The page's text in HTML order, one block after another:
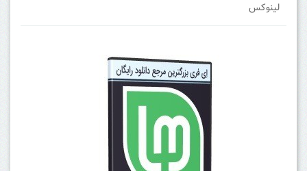
لینوکس